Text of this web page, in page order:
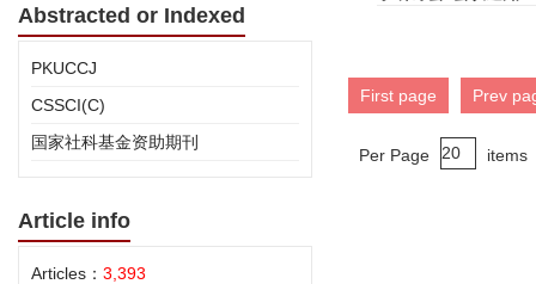
Abstracted or Indexed
PKUCCJ
CSSCI(C)
国家社科基金资助期刊
Article info
Articles： 3,393
First page Prev
Per Page items